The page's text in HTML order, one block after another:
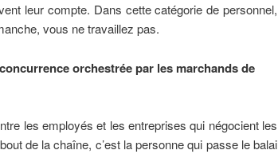
leur compte. Dans cette catégorie de personnel,
vous ne travaillez pas.
orchestrée par les marchands de
les employés et les entreprises qui négocient les
de la chaîne, c’est la personne qui passe le balai